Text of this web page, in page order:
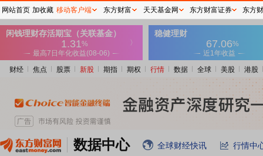
财经 焦点 股票 新股 期指 期权 行情 数据 全球 美股 港股
数据中心 全球财经快讯 行情中
网站首页 加收藏 移动客户端 东方财富 天天基金网 东方财富证券 东方